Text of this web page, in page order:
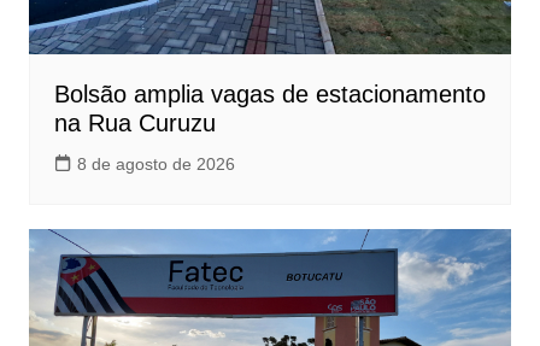
Bolsão amplia vagas de estacionamento
na Rua Curuzu
8 de agosto de 2026